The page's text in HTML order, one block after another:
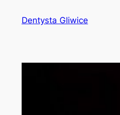
Dentysta Gliwice